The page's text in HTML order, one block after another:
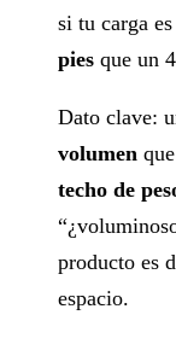
si tu carga
pies que un
Dato clave:
volumen
techo de
producto es
espacio.